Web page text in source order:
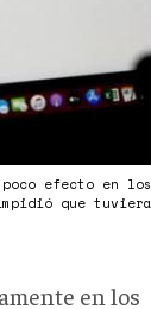
efecto en
que tuviera
en los